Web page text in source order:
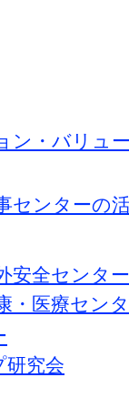
ン・バリュ
センターの
安全センタ
・医療セン
研究会